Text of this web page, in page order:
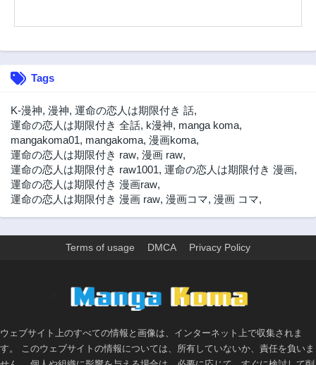
Tags
K-漫神, 漫神, 運命の恋人は期限付き 話,
運命の恋人は期限付き 全話, k漫神, manga koma,
mangakoma01, mangakoma, 漫画koma,
運命の恋人は期限付き raw, 漫画 raw,
運命の恋人は期限付き raw1001, 運命の恋人は期限付き 漫画,
運命の恋人は期限付き 漫画raw,
運命の恋人は期限付き 漫画 raw, 漫画コマ, 漫画 コマ,
Terms of usage DMCA Privacy Policy
ウェブサイト上のすべての情報と画像は、インターネット上で収集されま
す。 このウェブサイトの情報については、所有していないか、責任を負いま